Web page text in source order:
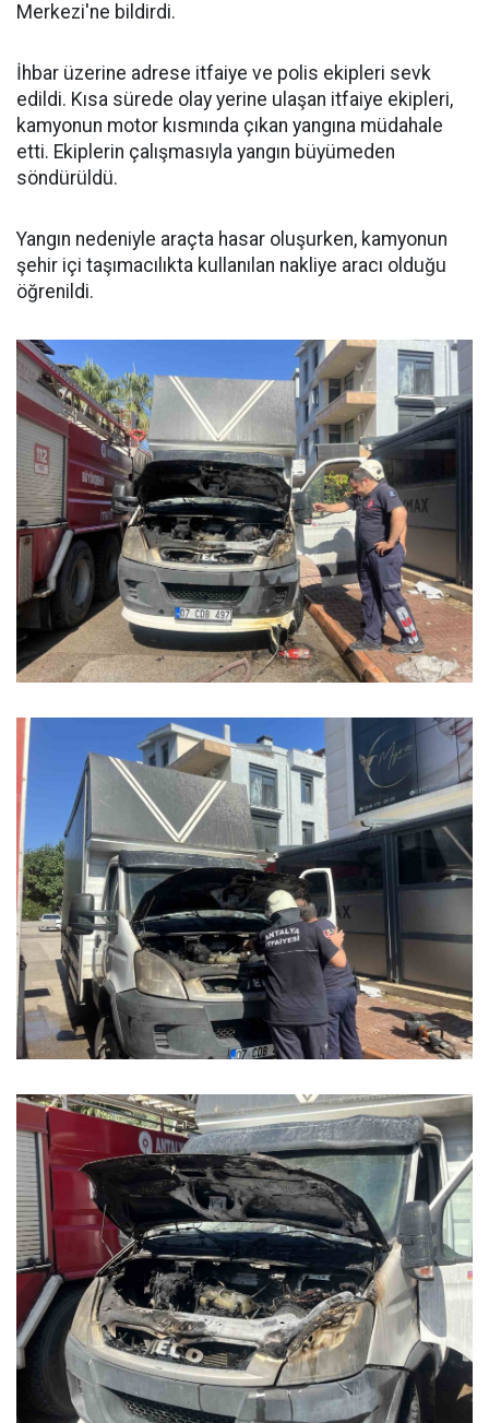
Merkezi'ne bildirdi.
İhbar üzerine adrese itfaiye ve polis ekipleri sevk
edildi. Kısa sürede olay yerine ulaşan itfaiye ekipleri,
kamyonun motor kısmında çıkan yangına müdahale
etti. Ekiplerin çalışmasıyla yangın büyümeden
söndürüldü.
Yangın nedeniyle araçta hasar oluşurken, kamyonun
şehir içi taşımacılıkta kullanılan nakliye aracı olduğu
öğrenildi.